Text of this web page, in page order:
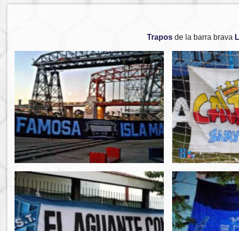
Trapos de la barra brava